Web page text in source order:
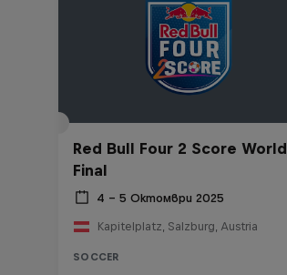
Red Bull Four 2 Score World
Final
4 – 5 Октомври 2025
Kapitelplatz, Salzburg, Austria
SOCCER